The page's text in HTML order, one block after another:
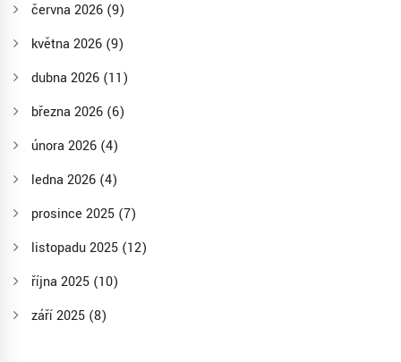
června 2026 (9)
května 2026 (9)
dubna 2026 (11)
března 2026 (6)
února 2026 (4)
ledna 2026 (4)
prosince 2025 (7)
listopadu 2025 (12)
října 2025 (10)
září 2025 (8)